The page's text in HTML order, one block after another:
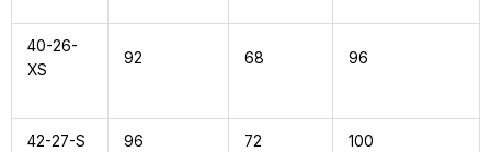
40-26-
XS
92 68 96
42-27-S 96 72 100